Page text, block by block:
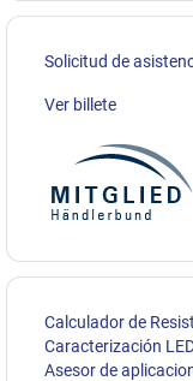
Solicitud de
Ver billete
Calculador de
Caracterización
Asesor de